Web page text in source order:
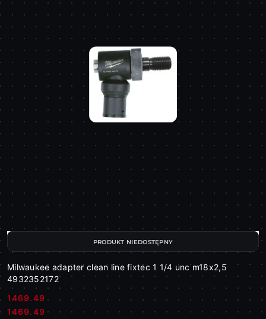
Milwaukee adapter clean line fixtec 1 1/4 unc m18x2,5
4932352172
Cena:
1469.49
Cena:
1469.49
PRODUKT NIEDOSTĘPNY